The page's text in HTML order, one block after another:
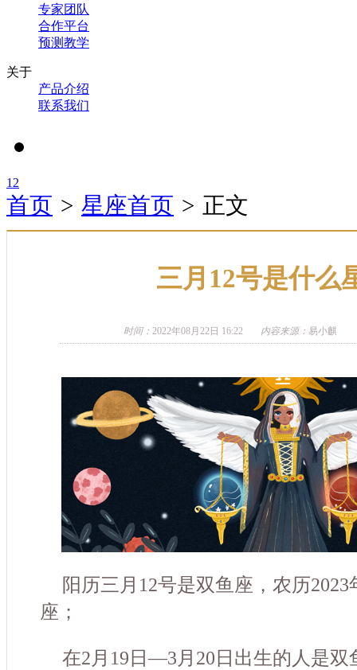
专家团队
合作平台
预测教学
关于
产品介绍
联系我们
1 2
首页 > 星座首页 > 正文
三月12号是什么
时间： 2022年08月22日 16:22 内容来源： 易小麒
阳历三月12号是双鱼座，农历
座；
在2月19日—3月20日出生的人是双